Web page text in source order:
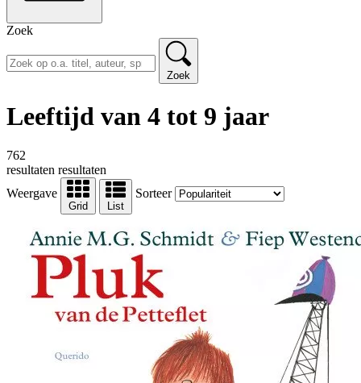
Zoek
Zoek
Leeftijd van 4 tot 9 jaar
762
resultaten resultaten
Weergave
Grid List
Sorteer